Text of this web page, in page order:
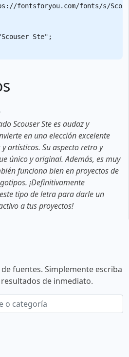
fontsforyou.com/fonts/s/
Ste";
Scouser Ste es audaz y
en una elección excelente
artísticos. Su aspecto retro y
único y original. Además, es muy
funciona bien en proyectos de
¡Definitivamente
tipo de letra para darle un
a tus proyectos!
fuentes. Simplemente escriba
de inmediato.